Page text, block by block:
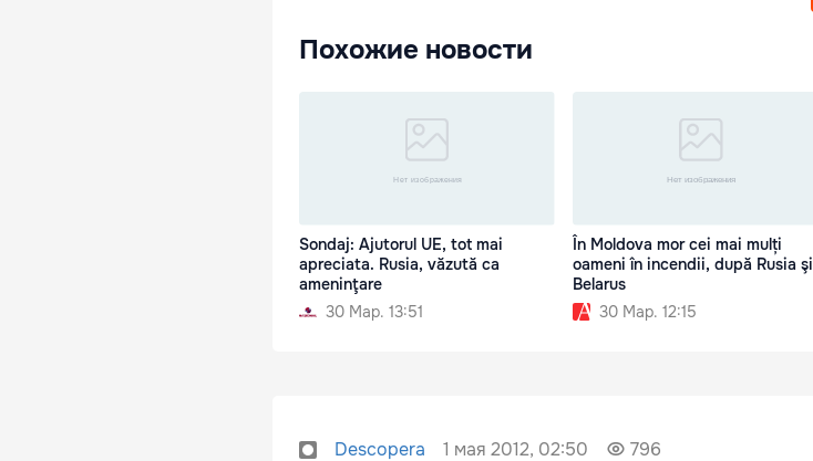
Похожие новости
Sondaj: Ajutorul UE, tot mai
apreciata. Rusia, văzută ca
ameninţare
30 Мар. 13:51
În Moldova mor cei mai mulți
oameni în incendii, după Rusia şi
Belarus
30 Мар. 12:15
Descopera 1 мая 2012, 02:50 796